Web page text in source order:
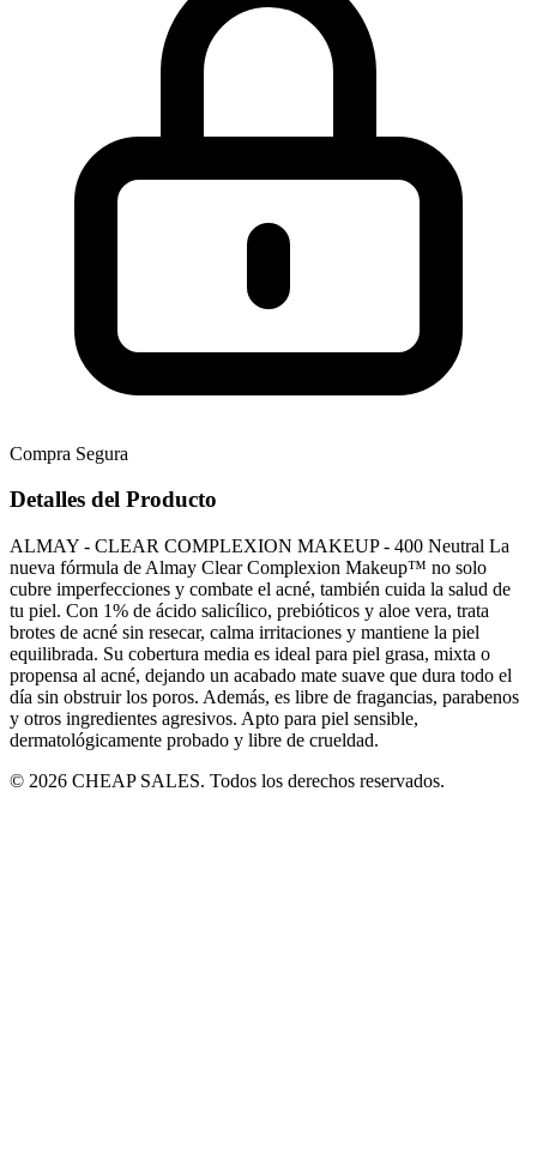
Compra Segura
Detalles del Producto
ALMAY - CLEAR COMPLEXION MAKEUP - 400 Neutral La
nueva fórmula de Almay Clear Complexion Makeup™ no solo
cubre imperfecciones y combate el acné, también cuida la salud de
tu piel. Con 1% de ácido salicílico, prebióticos y aloe vera, trata
brotes de acné sin resecar, calma irritaciones y mantiene la piel
equilibrada. Su cobertura media es ideal para piel grasa, mixta o
propensa al acné, dejando un acabado mate suave que dura todo el
día sin obstruir los poros. Además, es libre de fragancias, parabenos
y otros ingredientes agresivos. Apto para piel sensible,
dermatológicamente probado y libre de crueldad.
© 2026 CHEAP SALES. Todos los derechos reservados.